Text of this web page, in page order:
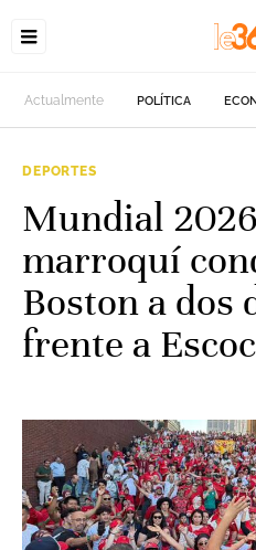
Actualmente POLÍTICA
DEPORTES
Mundial
marroquí
Boston a dos
frente a